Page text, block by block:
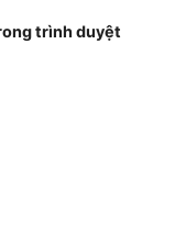
trình duyệt